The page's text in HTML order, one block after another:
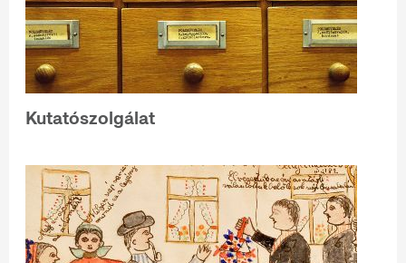
Kutatószolgálat